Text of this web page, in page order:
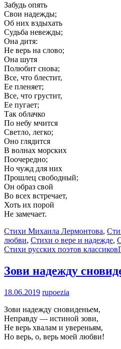
Забудь опять
Свои надежды;
Об них вздыхать
Судьба невежды;
Она дитя:
Не верь на слово;
Она шутя
Полюбит снова;
Все, что блестит,
Ее пленяет;
Все, что грустит,
Ее пугает;
Так облачко
По небу мчится
Светло, легко;
Оно глядится
В волнах морских
Поочередно;
Но чужд для них
Прошлец свободный;
Он образ свой
Во всех встречает,
Хоть их порой
Не замечает.
Стихи Михаила Лермонтова,
любви, Стихи о вере и надежде,
Стихи русских поэтов классиков
Зови надежду
18.06.2019 rupoezia
Зови надежду сновиденьем,
Неправду — истиной зови,
Не верь хвалам и увереньям,
Но верь, о, верь моей любви!